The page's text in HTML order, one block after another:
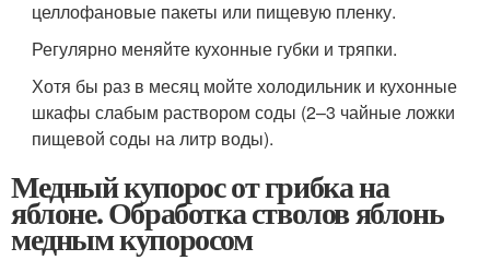
целлофановые пакеты или пищевую пленку.
Регулярно меняйте кухонные губки и тряпки.
Хотя бы раз в месяц мойте холодильник и кухонные
шкафы слабым раствором соды (2–3 чайные ложки
пищевой соды на литр воды).
Медный купорос от грибка на
яблоне. Обработка стволов яблонь
медным купоросом